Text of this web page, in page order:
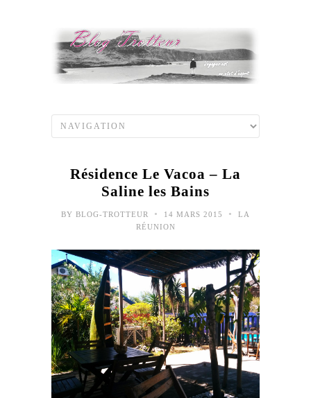
Résidence Le Vacoa – La
Saline les Bains
BY BLOG-TROTTEUR • 14 MARS 2015 •
LA
RÉUNION